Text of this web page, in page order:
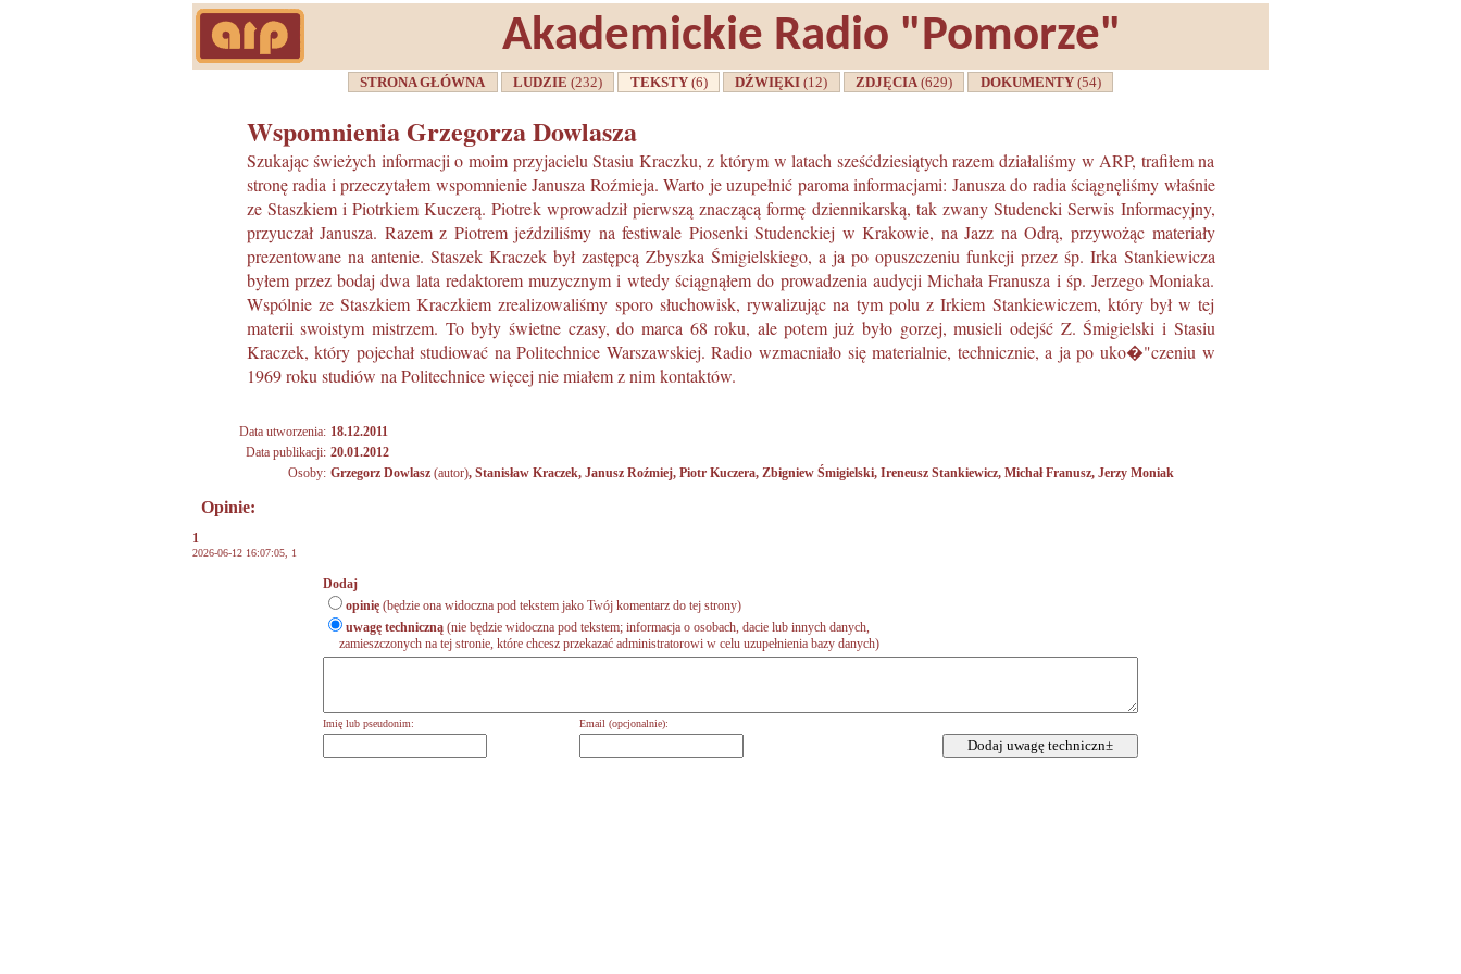
Akademickie Radio "Pomorze"
STRONA GŁÓWNA LUDZIE(232) TEKSTY (6) DŹWIĘKI(12) ZDJĘCIA(629) DOKUMENTY (54)
Wspomnienia Grzegorza Dowlasza
Szukając świeżych informacji o moim przyjacielu Stasiu Kraczku, z którym w latach sześćdziesiątych razem działaliśmy w ARP, trafiłem na
stronę radia i przeczytałem wspomnienie Janusza Roźmieja. Warto je uzupełnić paroma informacjami: Janusza do radia ściągnęliśmy właśnie
ze Staszkiem i Piotrkiem Kuczerą. Piotrek wprowadził pierwszą znaczącą formę dziennikarską, tak zwany Studencki Serwis Informacyjny,
przyuczał Janusza. Razem z Piotrem jeździliśmy na festiwale Piosenki Studenckiej w Krakowie, na Jazz na Odrą, przywożąc materiały
prezentowane na antenie. Staszek Kraczek był zastępcą Zbyszka Śmigielskiego, a ja po opuszczeniu funkcji przez śp. Irka Stankiewicza
byłem przez bodaj dwa lata redaktorem muzycznym i wtedy ściągnąłem do prowadzenia audycji Michała Franusza i śp. Jerzego Moniaka.
Wspólnie ze Staszkiem Kraczkiem zrealizowaliśmy sporo słuchowisk, rywalizując na tym polu z Irkiem Stankiewiczem, który był w tej
materii swoistym mistrzem. To były świetne czasy, do marca 68 roku, ale potem już było gorzej, musieli odejść Z. Śmigielski i Stasiu
Kraczek, który pojechał studiować na Politechnice Warszawskiej. Radio wzmacniało się materialnie, technicznie, a ja po uko�"czeniu w
1969 roku studiów na Politechnice więcej nie miałem z nim kontaktów.
Data utworzenia: 18.12.2011
Data publikacji: 20.01.2012
Osoby: Grzegorz Dowlasz (autor), Stanisław Kraczek, Janusz Roźmiej, Piotr Kuczera, Zbigniew Śmigielski, Ireneusz Stankiewicz, Michał Franusz, Jerzy Moniak
Opinie:
1
2026-06-12 16:07:05, 1
Dodaj
opinię (będzie ona widoczna pod tekstem jako Twój komentarz do tej strony)
uwagę techniczną (nie będzie widoczna pod tekstem; informacja o osobach, dacie lub innych danych,
zamieszczonych na tej stronie, które chcesz przekazać administratorowi w celu uzupełnienia bazy danych)
Imię lub pseudonim: Email (opcjonalnie):